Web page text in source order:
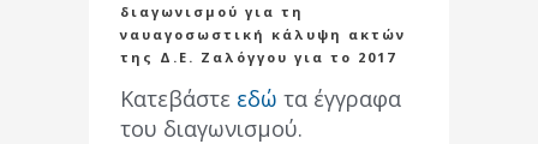
διαγωνισμού για τη
ναυαγοσωστική κάλυψη ακτών
της Δ.Ε. Ζαλόγγου για το 2017
Κατεβάστε εδώ τα έγγραφα
του διαγωνισμού.